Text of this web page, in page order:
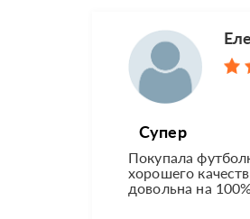
Супер
Покупала
хорошего
довольна на